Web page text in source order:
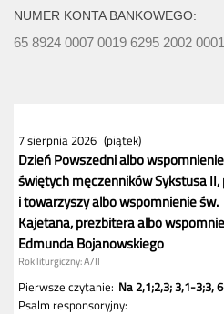
NUMER KONTA BANKOWEGO:
65 8924 0007 0019 6295 2002 0001